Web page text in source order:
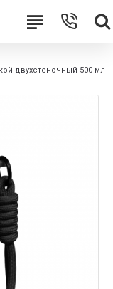
двухстеночный 500 мл